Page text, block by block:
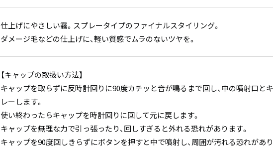
仕上げにやさしい霧。スプレータイプのファイナルスタイリング。
ダメージ毛などの仕上げに、軽い質感でムラのないツヤを。
【キャップの取扱い方法】
キャップを取らずに反時計回りに90度カチッと音が鳴るまで回し、中の噴射口と
レーします。
使い終わったらキャップを時計回りに回して元に戻します。
キャップを無理な力で引っ張ったり、回しすぎると外れる恐れがあります。
キャップを90度回しきらずにボタンを押すと中で噴射し、周囲が汚れる恐れがあ